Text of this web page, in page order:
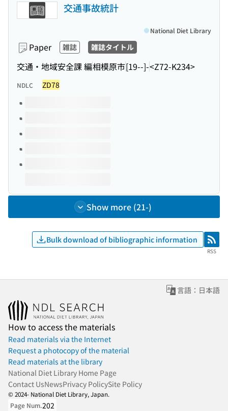
交通事故統計
Paper 雑誌 雑誌タイトル
交通・地域安全課 編相模原市[19--]-<Z72-K234>
National Diet Library
NDLC ZD78
Volumes of this title
Show more (21-)
Bulk download of bibliographic information RSS
RSS
言語：日本語
How to access the materials
Read materials via the Internet
Request a photocopy of the material
Read materials at the library
National Diet Library Home Page
Contact UsNewsPrivacy PolicySite Policy
© 2024- National Diet Library, Japan.
Page Num.202